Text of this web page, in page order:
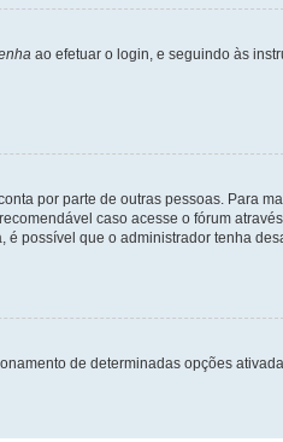
ao efetuar o login, e seguindo às
por parte de outras pessoas. Para
caso acesse o fórum
possível que o administrador tenha
de determinadas opções